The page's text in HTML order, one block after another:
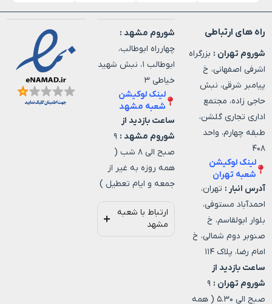
راه های ارتباطی
شوروم تهران : بزرگراه
اشرفی اصفهانی، خ
پیامبر شرقی، نبش
حاجی زاده، مجتمع
اداری تجاری گلشن،
طبقه چهارم، واحد
۴۰۸
لینک لوکیشن
شعبه تهران
آدرس انبار : تهران،
احمدآباد مستوفی،
بلوار ابولقاسم، خ
صنوبر دوم شمالی، خ
امام رضا، پلاک ۱۱۴
ساعت بازدید از
شوروم تهران : ۹
صبح الی ۵.۳۰ ( همه
شوروم مشهد :
چهارراه ابوطالب،
ابوطالب ۱، نبش شهید
خیاطی ۳
لینک لوکیشن
شعبه مشهد
ساعت بازدید از
شوروم مشهد : ۹
صبح الی ۸ شب (
همه روزه به غیر از
جمعه و ایام تعطیل )
ارتباط با شعبه
مشهد